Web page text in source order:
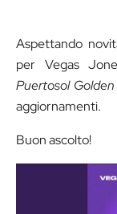
Aspettando
per Vegas
Puertosol
aggiornamenti.
Buon ascolto!